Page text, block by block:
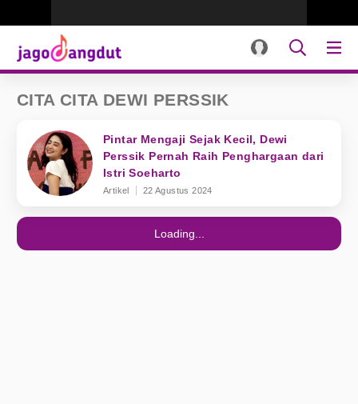
CITA CITA DEWI PERSSIK
Pintar Mengaji Sejak Kecil, Dewi
Perssik Pernah Raih Penghargaan dari
Istri Soeharto
Artikel 22 Agustus 2024
Loading...